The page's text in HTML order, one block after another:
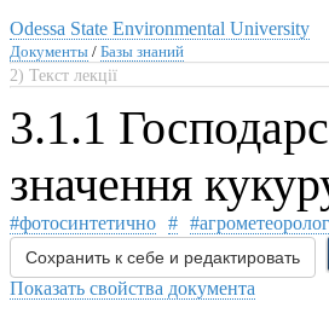
Odessa State Environmental University
Документы / Базы знаний
2) Текст лекції
3.1.1
значення
#фотосинтетично #
Сохранить к себе и редактировать
Показать свойства документа